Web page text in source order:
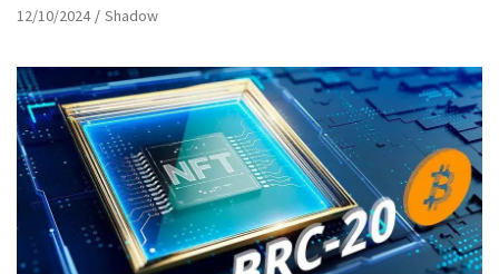
12/10/2024 Shadow